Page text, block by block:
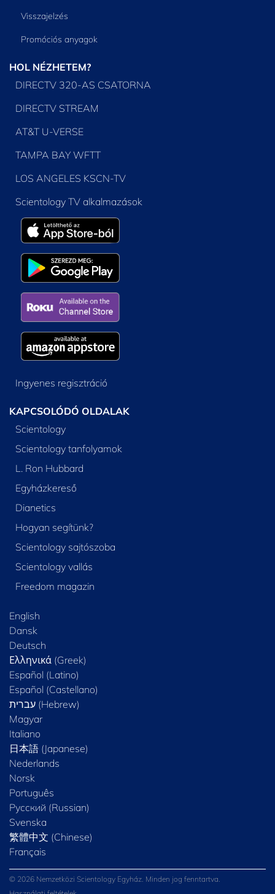
Visszajelzés
Promóciós anyagok
HOL NÉZHETEM?
DIRECTV 320-AS CSATORNA
DIRECTV STREAM
AT&T U-VERSE
TAMPA BAY WFTT
LOS ANGELES KSCN-TV
Scientology TV alkalmazások
Ingyenes regisztráció
KAPCSOLÓDÓ OLDALAK
Scientology
Scientology tanfolyamok
L. Ron Hubbard
Egyházkereső
Dianetics
Hogyan segítünk?
Scientology sajtószoba
Scientology vallás
Freedom magazin
English
Dansk
Deutsch
Ελληνικά (Greek)
Español (Latino)
Español (Castellano)
Magyar
Italiano
日本語 (Japanese)
Nederlands
Norsk
Português
Русский (Russian)
Svenska
繁體中文 (Chinese)
Français
© 2026 Nemzetközi Scientology Egyház. Minden jog fenntartva.